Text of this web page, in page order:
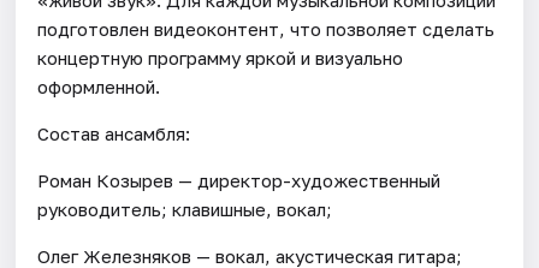
подготовлен видеоконтент, что позволяет сделать
концертную программу яркой и визуально
оформленной.
Состав ансамбля:
Роман Козырев — директор-художественный
руководитель; клавишные, вокал;
Олег Железняков — вокал, акустическая гитара;